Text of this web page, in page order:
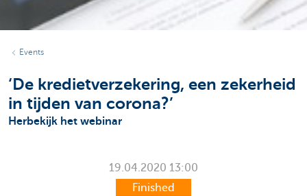
Events
‘De kredietverzekering, een zekerheid
in tijden van corona?’
Herbekijk het webinar
19.04.2020 13:00
Finished